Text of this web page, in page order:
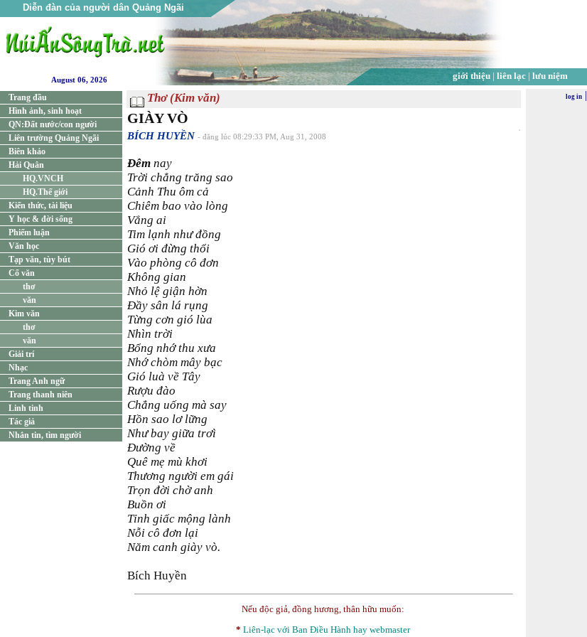
Diễn đàn của người dân Quảng Ngãi
giới thiệu| liên lạc| lưu niệm
August 06, 2026
Trang đầu
Hình ảnh, sinh hoạt
QN:Đất nước/con người
Liên trường Quảng Ngãi
Biên khảo
Hải Quân
HQ.VNCH
HQ.Thế giới
Kiến thức, tài liệu
Y học & đời sống
Phiếm luận
Văn học
Tạp văn, tùy bút
Cổ văn
thơ
văn
Kim văn
thơ
văn
Giải trí
Nhạc
Trang Anh ngữ
Trang thanh niên
Linh tinh
Tác giả
Nhắn tin, tìm người
Thơ (Kim văn)
GIÀY VÒ
BÍCH HUYỀN - đăng lúc 08:29:33 PM, Aug 31, 2008
Đêm nay
Trời chẳng trăng sao
Cảnh Thu ôm cả
Chiêm bao vào lòng
Vắng ai
Tim lạnh như đồng
Gió ơi đừng thổi
Vào phòng cô đơn
Không gian
Nhỏ lệ giận hờn
Đầy sân lá rụng
Từng cơn gió lùa
Nhìn trời
Bổng nhớ thu xưa
Nhớ chòm mây bạc
Gió luà về Tây
Rượu đào
Chẳng uống mà say
Hồn sao lơ lững
Như bay giữa trơì
Đường về
Quê mẹ mù khơi
Thương người em gái
Trọn đời chờ anh
Buồn ơi
Tỉnh giấc mộng lành
Nỗi cô đơn lại
Năm canh giày vò.
Bích Huyền
Nếu độc giả, đồng hương, thân hữu muốn:
* Liên-lạc với Ban Điều Hành hay webmaster
log in|